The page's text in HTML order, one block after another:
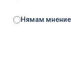
Нямам мнение